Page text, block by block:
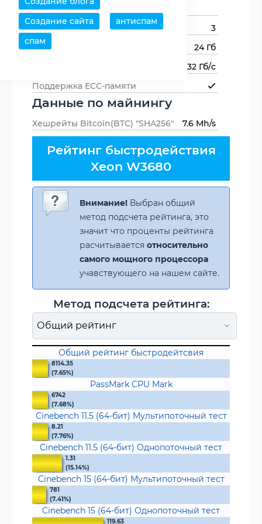
Создание сайта
антиспам
спам
памяти
Каналов памяти
3
Максимальный объем памяти
24 Гб
32 Гб/с
Поддержка ECC-памяти
Данные по майнингу
Хешрейты Bitcoin(BTC) "SHA256" 7.6 Mh/s
Рейтинг быстродействия
Xeon W3680
Внимание! Выбран общий
метод подсчета рейтинга, это
значит что проценты рейтинга
расчитывается относительно
самого мощного процессора
учавствующего на нашем сайте.
Метод подсчета рейтинга:
Общий рейтинг быстродейтсвия
8114.35
(7.65%)
PassMark CPU Mark
6742
(7.68%)
Cinebench 11.5 (64-бит) Мультипоточный тест
8.21
(7.76%)
Cinebench 11.5 (64-бит) Однопоточный тест
1.31
(15.14%)
Cinebench 15 (64-бит) Мультипоточный тест
781
(7.41%)
Cinebench 15 (64-бит) Однопоточный тест
119.63